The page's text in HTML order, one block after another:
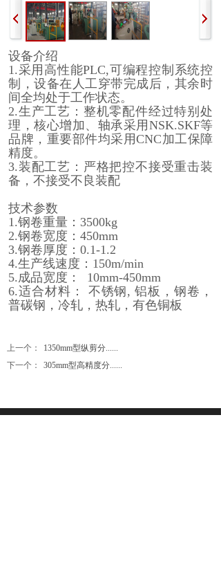
设备介绍
1.采用高性能PLC,可编程控制系统控
制，设备在人工穿带完成后，其余时
间全均处于工作状态。
2.生产工艺：整机零配件经过特别处
理，核心增加、轴承采用NSK.SKF等
品牌，重要部件均采用CNC加工保障
精度。
3.装配工艺：严格把控不接受重击装
备，不接受不良装配
技术参数
1.钢卷重量：3500kg
2.钢卷宽度：450mm
3.钢卷厚度：0.1-1.2
4.生产线速度：150m/min
5.成品宽度： 10mm-450mm
6.适合材料： 不锈钢, 铝板，钢卷，
普碳钢，冷轧，热轧，有色铜板
上一个：
1350mm型纵剪分......
下一个：
305mm型高精度分......